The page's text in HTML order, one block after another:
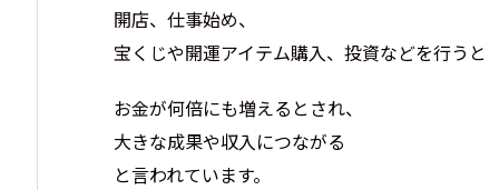
開店、仕事始め、
宝くじや開運アイテム購入、投資などを行うと
お金が何倍にも増えるとされ、
大きな成果や収入につながる
と言われています。